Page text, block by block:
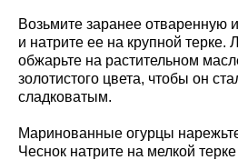
Возьмите заранее отваренную
и натрите ее на крупной терке.
обжарьте на растительном
золотистого цвета, чтобы он
сладковатым.
Маринованные огурцы
Чеснок натрите на мелкой